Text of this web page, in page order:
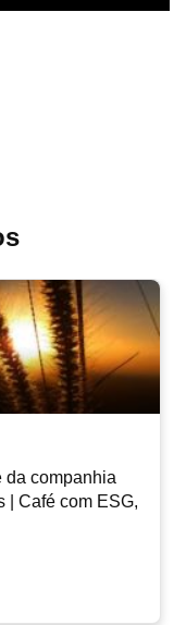
da companhia
| Café com ESG,